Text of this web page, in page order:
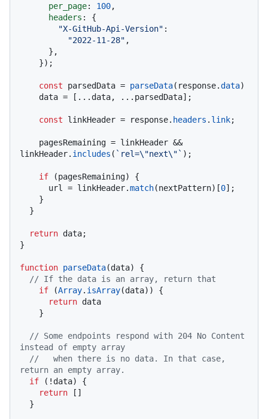
per_page: 100,
headers : {
"X-GitHub-Api-Version" :
"2022-11-28" ,
const parsedData = parseData(response.data)
const linkHeader = response. headers . link;
linkHeader. includes ( `rel=\"next\"` );
if (pagesRemaining) {
      url = linkHeader.
match(nextPattern)[0];
return data;
}
function parseData(data) {
// If the data is an array, return that
if (Array. isArray(data)) {
return data
// Some endpoints respond with 204 No Content
instead of empty array
//   when there is no data. In that case,
return an empty array.
if (!data) {
return []